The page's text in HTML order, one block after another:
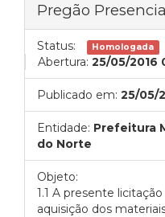
Pregão
Status: Homologada
Abertura: 25/05/2016
Publicado em: 25/05/
Entidade: Prefeitura
do Norte
Objeto:
1.1 A presente
aquisição dos